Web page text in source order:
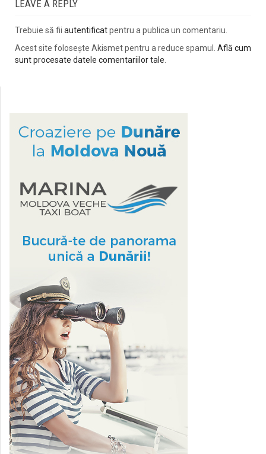
LEAVE A REPLY
Trebuie să fii autentificatpentru a publica un comentariu.
Acest site folosește Akismet pentru a reduce spamul. Află cum
sunt procesate datele comentariilor tale